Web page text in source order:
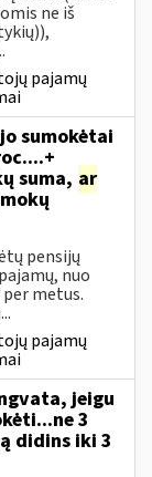
ne iš
pajamų
sumokėtai
suma, ar
pensijų
nuo
per metus.
pajamų
jeigu
3
didins iki 3